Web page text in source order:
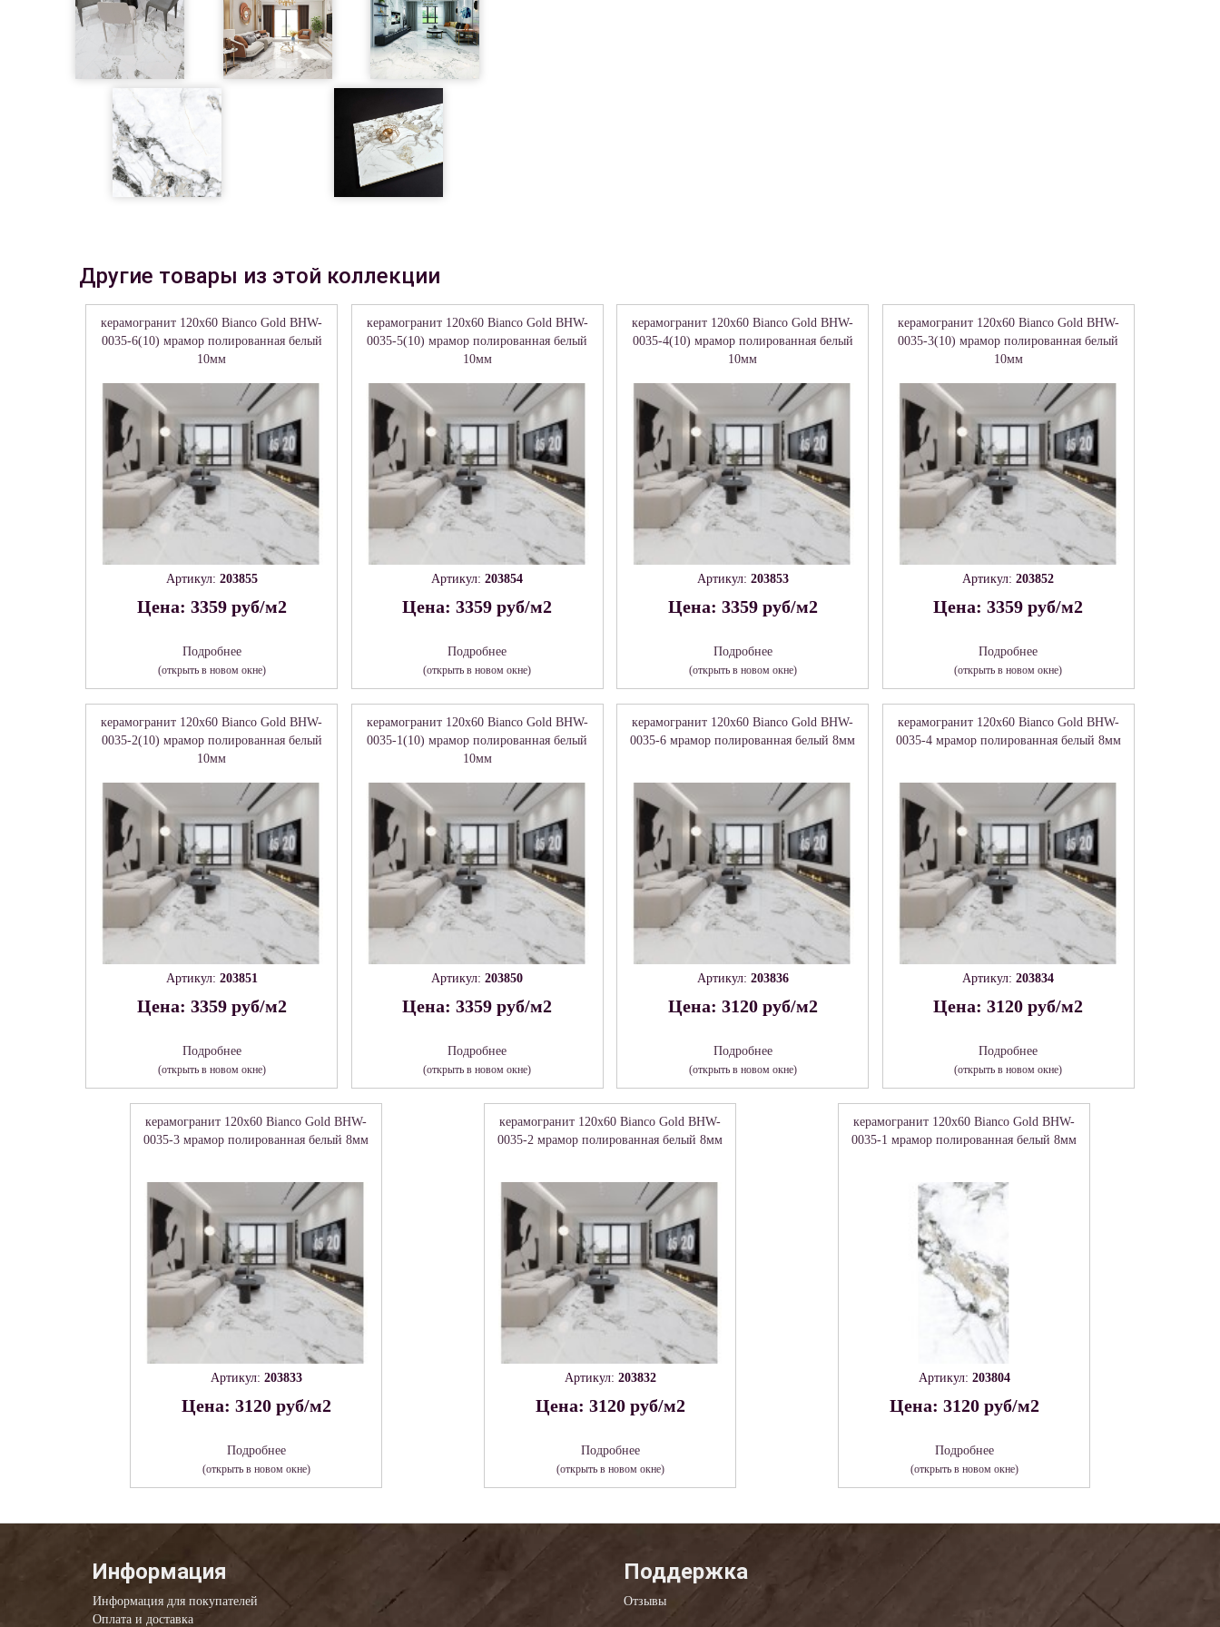
Другие товары из этой коллекции
керамогранит 120x60 Bianco Gold BHW-
0035-6(10) мрамор полированная белый
10мм
Артикул: 203855
Цена: 3359 руб/м2
Подробнее
(открыть в новом окне)
керамогранит 120x60 Bianco Gold BHW-
0035-5(10) мрамор полированная белый
10мм
Артикул:203854
Цена: 3359 руб/м2
Подробнее
(открыть в новом окне)
керамогранит 120x60 Bianco Gold BHW-
0035-4(10) мрамор полированная белый
10мм
Артикул: 203853
Цена: 3359 руб/м2
Подробнее
(открыть в новом окне)
керамогранит 120x60 Bianco Gold BHW-
0035-3(10) мрамор полированная белый
10мм
Артикул:203852
Цена: 3359 руб/м2
Подробнее
(открыть в новом окне)
керамогранит 120x60 Bianco Gold BHW-
0035-2(10) мрамор полированная белый
10мм
Артикул: 203851
Цена: 3359 руб/м2
Подробнее
(открыть в новом окне)
керамогранит 120x60 Bianco Gold BHW-
0035-1(10) мрамор полированная белый
10мм
Артикул:203850
Цена: 3359 руб/м2
Подробнее
(открыть в новом окне)
керамогранит 120x60 Bianco Gold BHW-
0035-6 мрамор полированная белый 8мм
Артикул: 203836
Цена: 3120 руб/м2
Подробнее
(открыть в новом окне)
керамогранит 120x60 Bianco Gold BHW-
0035-4 мрамор полированная белый 8мм
Артикул:203834
Цена: 3120 руб/м2
Подробнее
(открыть в новом окне)
керамогранит 120x60 Bianco Gold BHW-
0035-3 мрамор полированная белый 8мм
Артикул: 203833
Цена: 3120 руб/м2
Подробнее
(открыть в новом окне)
керамогранит 120x60 Bianco Gold BHW-
0035-2 мрамор полированная белый 8мм
Артикул: 203832
Цена: 3120 руб/м2
Подробнее
(открыть в новом окне)
керамогранит 120x60 Bianco Gold BHW-
0035-1 мрамор полированная белый 8мм
Артикул: 203804
Цена: 3120 руб/м2
Подробнее
(открыть в новом окне)
Информация
Информация для покупателей
Оплата и доставка
Поддержка
Отзывы